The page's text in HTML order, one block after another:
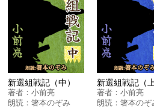
新選組戦記（中）
著者：小前亮
朗読：箸本のぞみ
新選組戦記（上
著者： 小前亮
朗読： 箸本のぞ